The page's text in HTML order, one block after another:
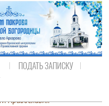
ПОДАТЬ ЗАПИСКУ
Православия